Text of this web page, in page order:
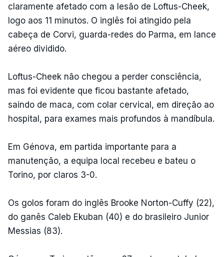
claramente afetado com a lesão de Loftus-Cheek,
logo aos 11 minutos. O inglês foi atingido pela
cabeça de Corvi, guarda-redes do Parma, em lance
aéreo dividido.
Loftus-Cheek não chegou a perder consciência,
mas foi evidente que ficou bastante afetado,
saindo de maca, com colar cervical, em direção ao
hospital, para exames mais profundos à mandíbula.
Em Génova, em partida importante para a
manutenção, a equipa local recebeu e bateu o
Torino, por claros 3-0.
Os golos foram do inglês Brooke Norton-Cuffy (22),
do ganês Caleb Ekuban (40) e do brasileiro Junior
Messias (83).